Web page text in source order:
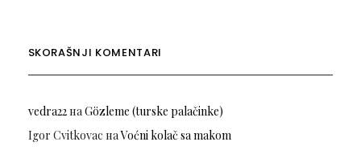
SKORAŠNJI KOMENTARI
vedra22наGözleme (turske palačinke)
Igor Cvitkovac наVoćni kolač sa makom